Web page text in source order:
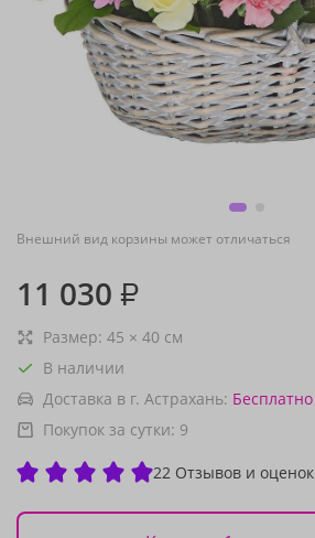
Внешний вид корзины может отличаться
11 030 ₽
Размер: 45 × 40 см
В наличии
Доставка в г. Астрахань: Бесплатно
Покупок за сутки: 9
22 Отзывов и оценок